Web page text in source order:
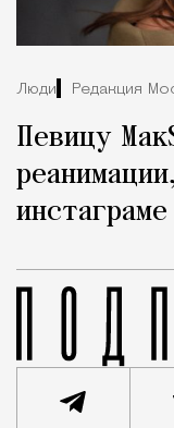
Люди Редакция
Певицу
инстаграме